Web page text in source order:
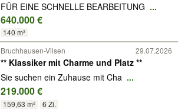
FÜR EINE SCHNELLE BEARBEITUNG ...
640.000 €
140 m²
Bruchhausen-Vilsen 29.07.2026
** Klassiker mit Charme und Platz **
Sie suchen ein Zuhause mit Cha ...
219.000 €
159,63 m² 6 Zi.